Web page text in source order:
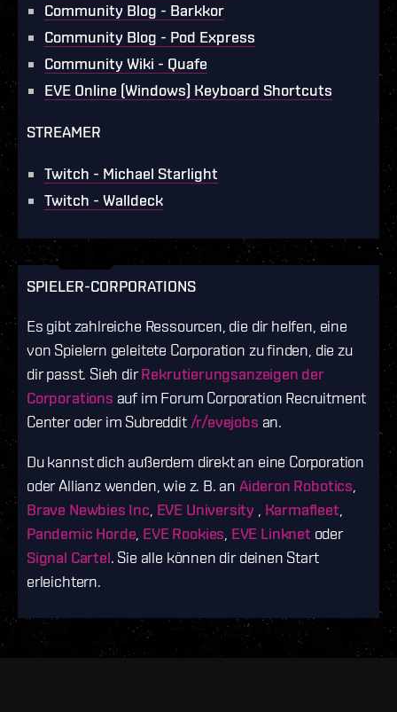
Community Blog - Barkkor
Community Blog - Pod Express
Community Wiki - Quafe
EVE Online (Windows) Keyboard Shortcuts
STREAMER
Twitch - Michael Starlight
Twitch - Walldeck
SPIELER-CORPORATIONS
Es gibt zahlreiche Ressourcen, die dir helfen, eine
von Spielern geleitete Corporation zu finden, die zu
dir passt. Sieh dirRekrutierungsanzeigen der
Corporations auf im Forum Corporation Recruitment
Center oder im Subreddit /r/evejobs an.
Du kannst dich außerdem direkt an eine Corporation
oder Allianz wenden, wie z. B. an Aideron Robotics
Brave Newbies Inc EVE University Karmafleet
Pandemic Horde EVE Rookies EVE Linknet oder
Signal Cartel. Sie alle können dir deinen Start
erleichtern.